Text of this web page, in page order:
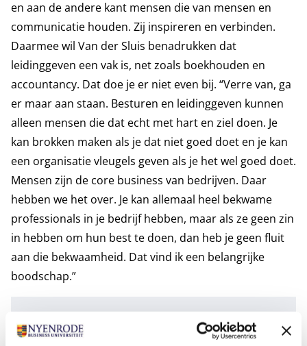
en aan de andere kant mensen die van mensen en
communicatie houden. Zij inspireren en verbinden.
Daarmee wil Van der Sluis benadrukken dat
leidinggeven een vak is, net zoals boekhouden en
accountancy. Dat doe je er niet even bij. “Verre van, ga
er maar aan staan. Besturen en leidinggeven kunnen
alleen mensen die dat echt met hart en ziel doen. Je
kan brokken maken als je dat niet goed doet en je kan
een organisatie vleugels geven als je het wel goed doet.
Mensen zijn de core business van bedrijven. Daar
hebben we het over. Je kan allemaal heel bekwame
professionals in je bedrijf hebben, maar als ze geen zin
in hebben om hun best te doen, dan heb je geen fluit
aan die bekwaamheid. Dat vind ik een belangrijke
boodschap.”